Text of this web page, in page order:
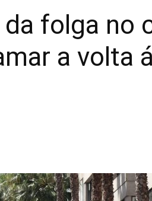
folga no
a volta